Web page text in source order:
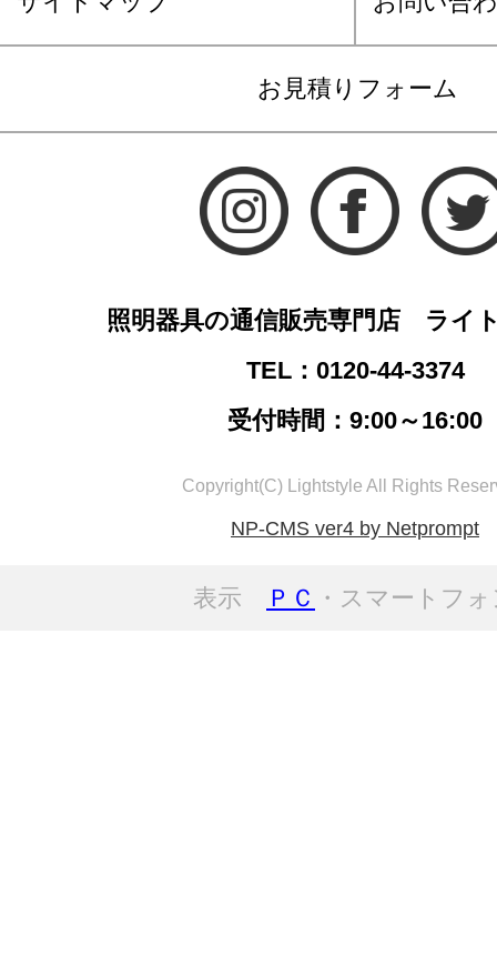
お見積りフォーム
照明器具の通信販売専門店 ライ
TEL：0120-44-3374
受付時間：9:00～16:00
Copyright(C) Lightstyle All Rights
NP-CMS ver4 by Netprompt
表示 ＰＣ ・スマートフ